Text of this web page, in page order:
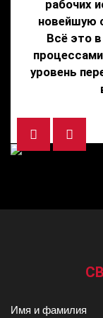
рабочих
новейшую
Всё это
уровень
PreviousNext
Имя и фамилия